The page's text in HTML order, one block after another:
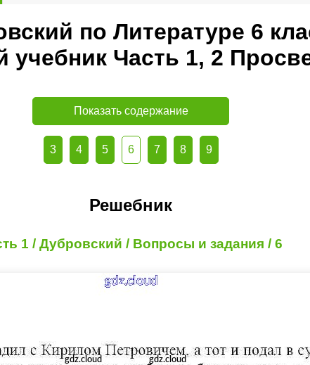
по Литературе 6
Часть 1, 2
Показать содержание
3 4 5 6 7 8 9
Решебник
1 / Дубровский / Вопросы и задания / 6